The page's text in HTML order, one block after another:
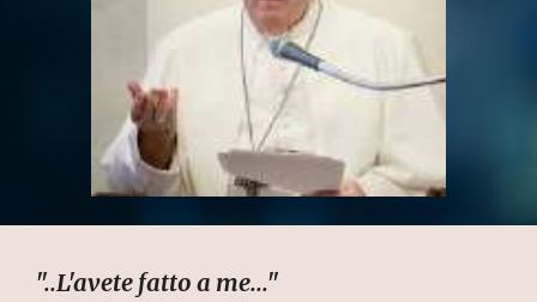
"..L'avete fatto a me..."